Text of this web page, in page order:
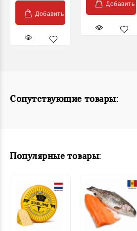
Добавить
Добавить
Сопутствующие товары:
Популярные товары: